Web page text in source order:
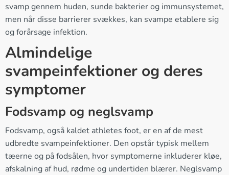
svamp gennem huden, sunde bakterier og immunsystemet,
men når disse barrierer svækkes, kan svampe etablere sig
og forårsage infektion.
Almindelige
svampeinfektioner og deres
symptomer
Fodsvamp og neglsvamp
Fodsvamp, også kaldet athletes foot, er en af de mest
udbredte svampeinfektioner. Den opstår typisk mellem
tæerne og på fodsålen, hvor symptomerne inkluderer kløe,
afskalning af hud, rødme og undertiden blærer. Neglsvamp